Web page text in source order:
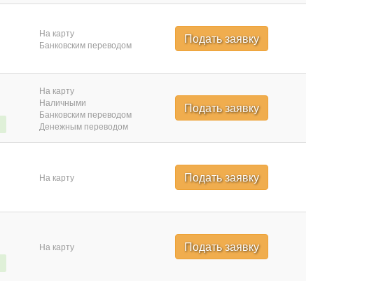
На карту
Банковским переводом
Подать заявку
На карту
Наличными
Банковским переводом
Денежным переводом
Подать заявку
На карту Подать заявку
На карту Подать заявку